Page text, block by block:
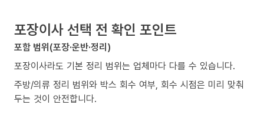
포장이사 선택 전 확인 포인트
포함 범위(포장·운반·정리)
포장이사라도 기본 정리 범위는 업체마다 다를 수 있습니다.
주방/의류 정리 범위와 박스 회수 여부, 회수 시점은 미리 맞춰
두는 것이 안전합니다.